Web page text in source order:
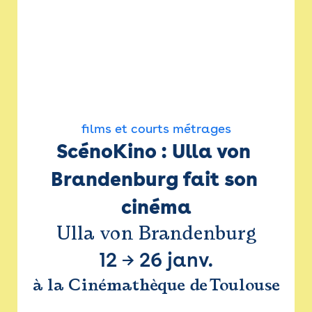
films et courts métrages
ScénoKino : Ulla von
Brandenburg fait son
cinéma
Ulla von Brandenburg
12 → 26 janv.
à la Cinémathèque de Toulouse